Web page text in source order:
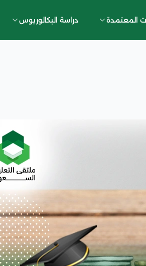
المعتمدة دراسة البكالوريوس